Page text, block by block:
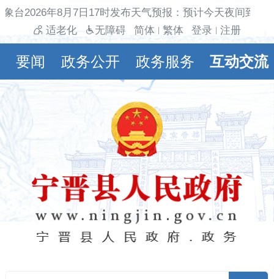
台2026年8月7日17时发布天气预报：预计今天夜间到
适老化
无障碍 简体 繁体 登录 注册
要闻 政务公开 政务服务 互动交流